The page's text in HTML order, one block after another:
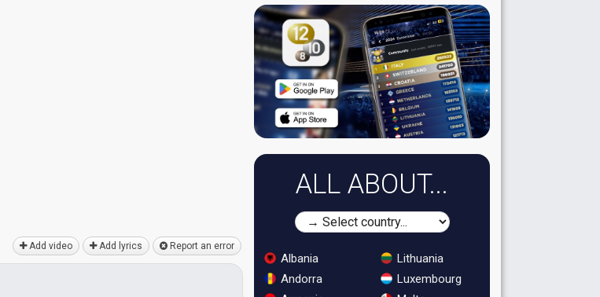
Add video Add lyrics Report an error
ALL ABOUT...
Albania
Andorra
Lithuania
Luxembourg